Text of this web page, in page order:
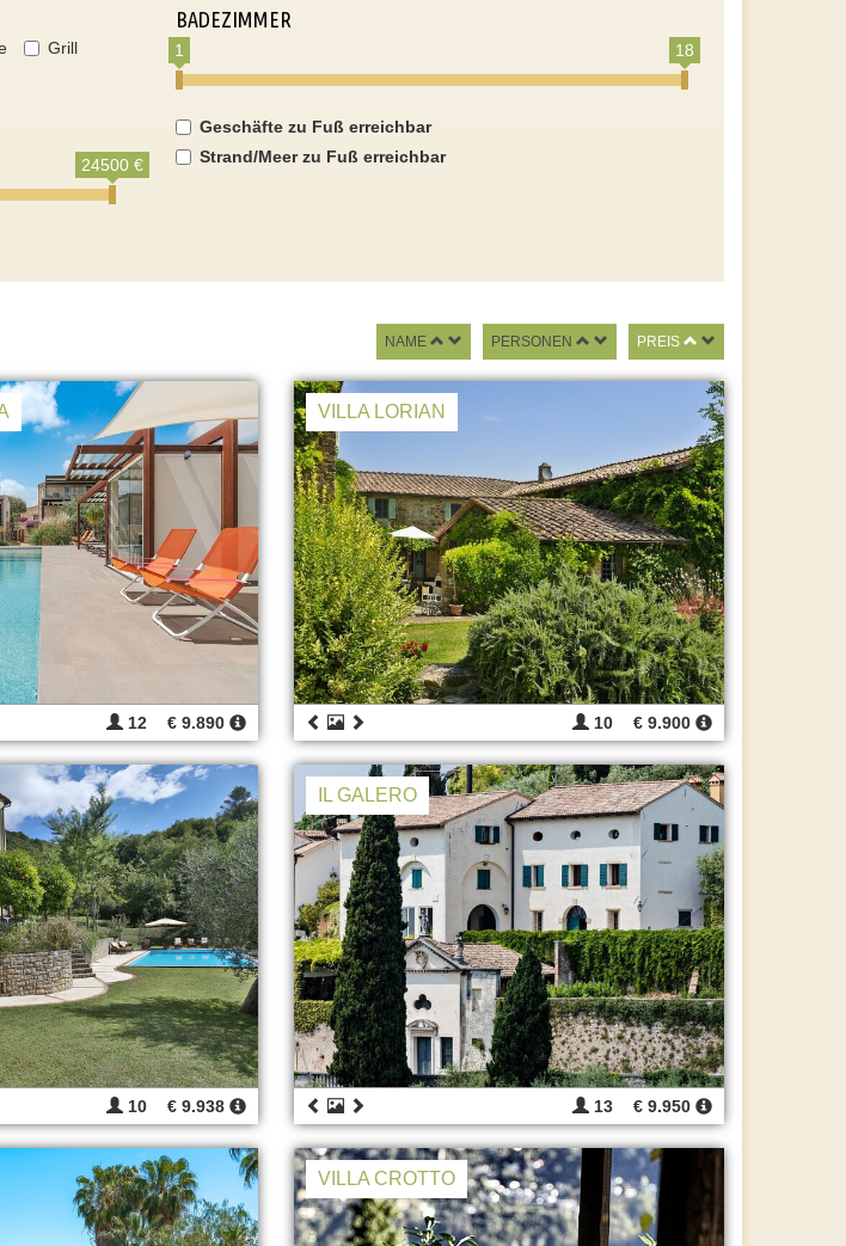
Grill
24500 €
BADEZIMMER
1 18
Geschäfte zu Fuß erreichbar
Strand/Meer zu Fuß erreichbar
NAME PERSONEN PREIS
12 € 9.890
VILLA LORIAN
10 € 9.900
10 € 9.938
IL GALERO
13 € 9.950
VILLA CROTTO